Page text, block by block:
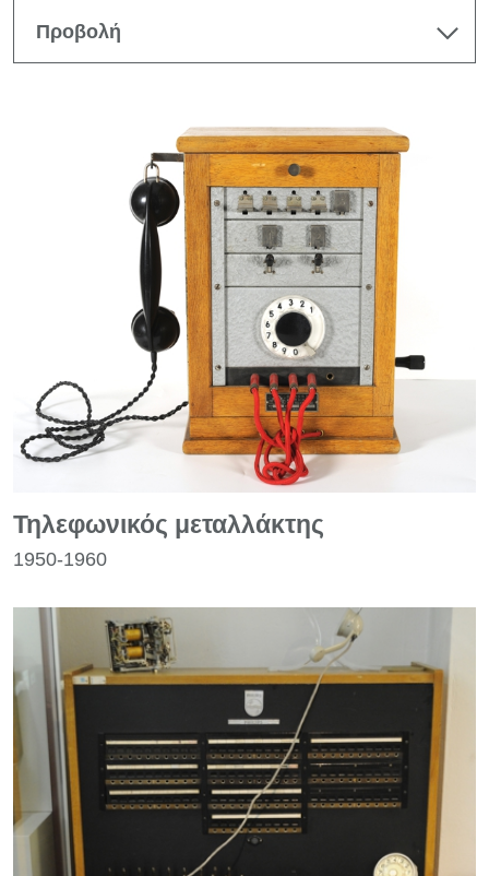
Προβολή
Τηλεφωνικός μεταλλάκτης
1950-1960